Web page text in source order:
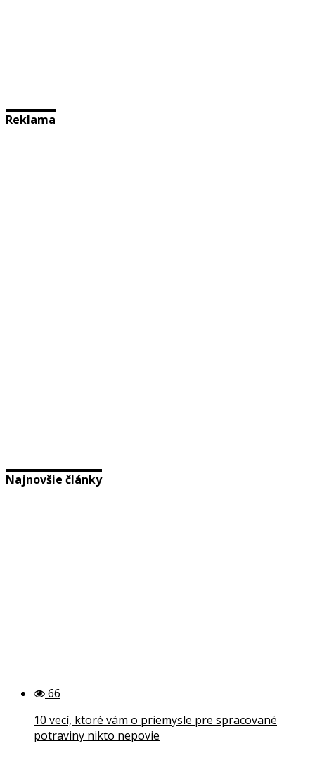
Reklama
Najnovšie články
66
10 vecí, ktoré vám o priemysle pre spracované
potraviny nikto nepovie